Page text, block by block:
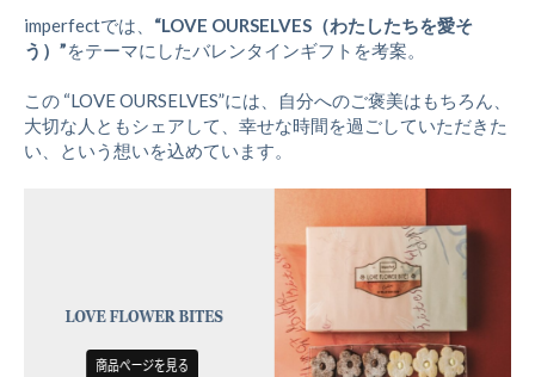
imperfectでは、 “LOVE OURSELVES（わたしたちを愛そ
う）”をテーマにしたバレンタインギフトを考案。
この “LOVE OURSELVES”には、自分へのご褒美はもちろん、
大切な人ともシェアして、幸せな時間を過ごしていただきた
い、という想いを込めています。